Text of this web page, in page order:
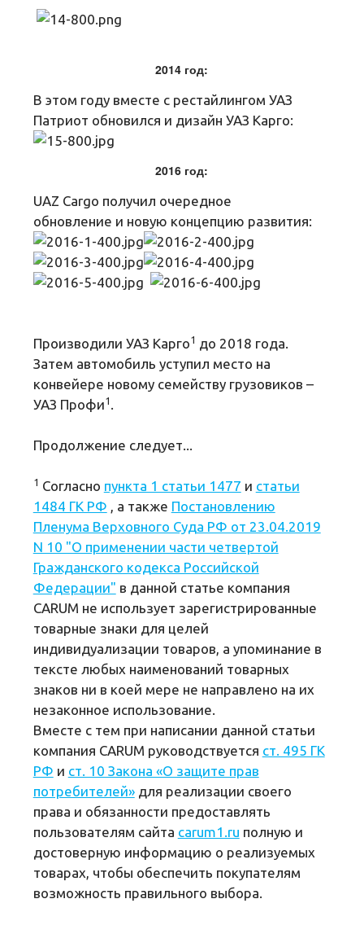
2014 год:
В этом году вместе с рестайлингом УАЗ
Патриот обновился и дизайн УАЗ Карго:
2016 год:
UAZ Cargo получил очередное
обновление и новую концепцию развития:
Производили УАЗ Карго1 до 2018 года.
Затем автомобиль уступил место на
конвейере новому семейству грузовиков –
УАЗ Профи1 .
Продолжение следует...
1 Согласно пункта 1 статьи 1477 и статьи
1484 ГК РФ , а также Постановлению
Пленума Верховного Суда РФ от 23.04.2019
N 10 "О применении части четвертой
Гражданского кодекса Российской
Федерации" в данной статье компания
CARUM не использует зарегистрированные
товарные знаки для целей
индивидуализации товаров, а упоминание в
тексте любых наименований товарных
знаков ни в коей мере не направлено на их
незаконное использование.
Вместе с тем при написании данной статьи
компания CARUM руководствуется ст. 495 ГК
РФ и ст. 10 Закона «О защите прав
потребителей»для реализации своего
права и обязанности предоставлять
пользователям сайта carum1.ru полную и
достоверную информацию о реализуемых
товарах, чтобы обеспечить покупателям
возможность правильного выбора.